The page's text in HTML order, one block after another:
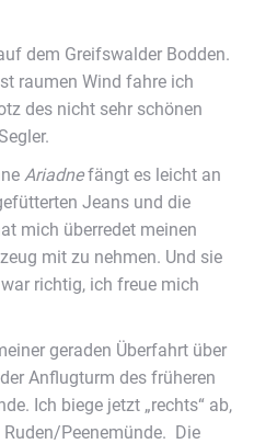
dem Greifswalder Bodden.
raumen Wind fahre ich
des nicht sehr schönen
Ariadnefängt es leicht an
Jeans und die
mich überredet meinen
mit zu nehmen. Und sie
richtig, ich freue mich
geraden Überfahrt über
Anflugturm des früheren
Ich biege jetzt „rechts“ ab,
Peenemünde. Die